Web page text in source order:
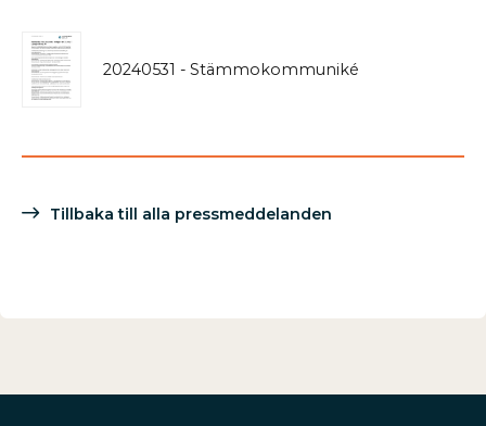
20240531 - Stämmokommuniké
Tillbaka till alla pressmeddelanden